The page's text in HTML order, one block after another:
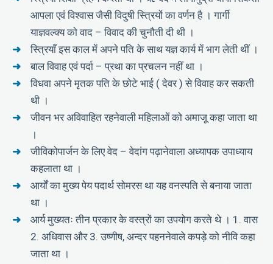
आपला एवं विश्वास जैसी विदुषी स्त्रियों का वर्णन है । गार्गी
याज्ञवल्क्य को वाद – विवाद की चुनौती दी थी ।
स्त्रियाँ इस काल में अपने पति के साथ यज्ञ कार्य में भाग लेती थीं ।
बाल विवाह एवं पर्दा – प्रथा का प्रचलन नहीं था ।
विधवा अपने मृतक पति के छोटे भाई ( देवर ) से विवाह कर सकती
थी ।
जीवन भर अविवाहित रहनेवाली महिलाओं को अमाजू कहा जाता था
।
जीविकोपार्जन के लिए वेद – वेदांग पढ़ानेवाला अध्यापक उपाध्याय
कहलाता था ।
आर्यों का मुख्य पेय पदार्थ सोमरस था यह वनस्पति से बनाया जाता
था ।
आर्य मुख्यतः तीन प्रकार के वस्त्रों का उपयोग करते थे । 1. वास
2. अधिवास और 3. उष्णीष, अन्दर पहननेवाले कपड़े को नीवि कहा
जाता था ।